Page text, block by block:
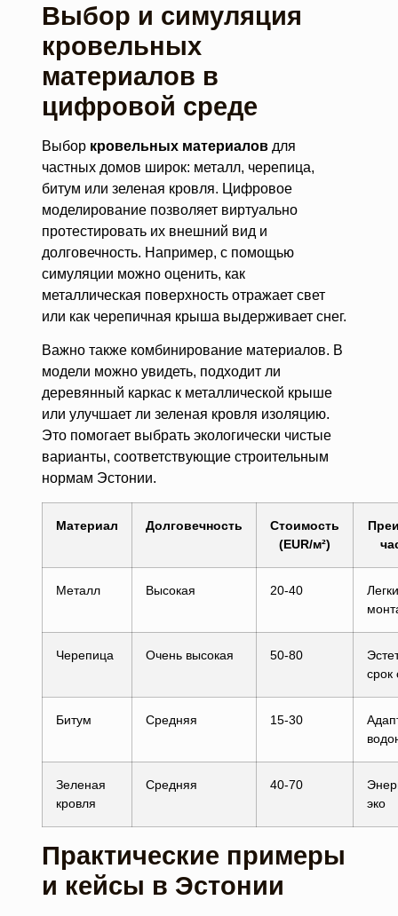
Выбор и симуляция
кровельных
материалов в
цифровой среде
Выбор кровельных материаловдля
частных домов широк: металл, черепица,
битум или зеленая кровля. Цифровое
моделирование позволяет виртуально
протестировать их внешний вид и
долговечность. Например, с помощью
симуляции можно оценить, как
металлическая поверхность отражает свет
или как черепичная крыша выдерживает снег.
Важно также комбинирование материалов. В
модели можно увидеть, подходит ли
деревянный каркас к металлической крыше
или улучшает ли зеленая кровля изоляцию.
Это помогает выбрать экологически чистые
варианты, соответствующие строительным
нормам Эстонии.
Материал Долговечность
Стоимость
(EUR/м²)
Металл Высокая 20-40
Черепица Очень высокая 50-80
срок
Битум Средняя 15-30
Зеленая
кровля
Средняя 40-70
эко
Практические примеры
и кейсы в Эстонии